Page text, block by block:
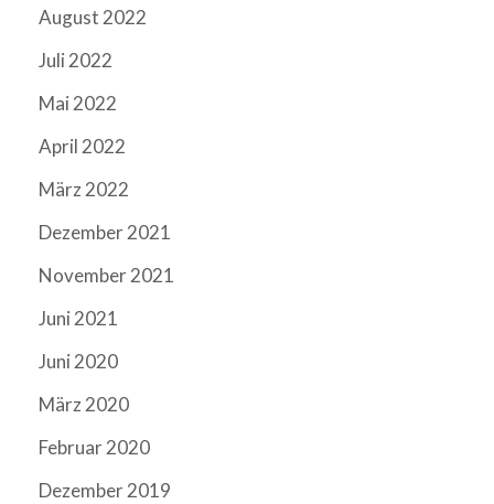
August 2022
Juli 2022
Mai 2022
April 2022
März 2022
Dezember 2021
November 2021
Juni 2021
Juni 2020
März 2020
Februar 2020
Dezember 2019